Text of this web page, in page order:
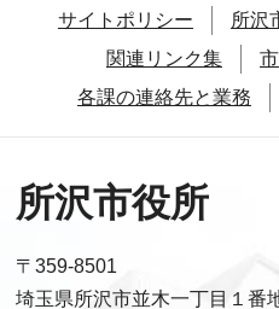
サイトポリシー
所沢
関連リンク集
各課の連絡先と業務
所沢市役所
〒359-8501
埼玉県所沢市並木一丁目１番